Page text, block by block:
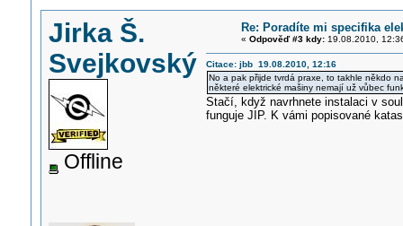
Jirka Š.
Svejkovský
Offline
Re: Poradíte mi specifika
« Odpověď #3 kdy:19.08.2010,
Citace: jbb 19.08.2010, 12:16
No a pak přijde tvrdá praxe, to takhle někdo
některé elektrické mašiny nemají už vůbec
Stačí, když navrhnete instalaci v
funguje JIP. K vámi popisované